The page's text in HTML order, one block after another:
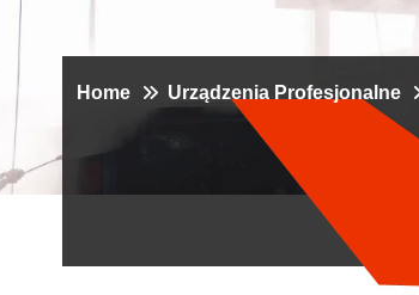
Home Urządzenia Profesjonalne